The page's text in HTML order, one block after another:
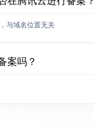
与域名位置无关
案吗？